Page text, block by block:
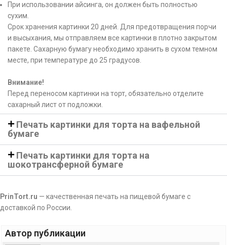
При использовании айсинга, он должен быть полностью
сухим.
Срок хранения картинки 20 дней. Для предотвращения порчи
и высыхания, мы отправляем все картинки в плотно закрытом
пакете. Сахарную бумагу необходимо хранить в сухом темном
месте, при температуре до 25 градусов.
Внимание!
Перед переносом картинки на торт, обязательно отделите
сахарный лист от подложки.
Печать картинки для торта на вафельной
бумаге
Печать картинки для торта на
шокотрансферной бумаге
PrinTort.ru — качественная печать на пищевой бумаге с
доставкой по России.
Автор публикации